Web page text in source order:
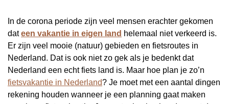
In de corona periode zijn veel mensen erachter gekomen
dateen vakantie in eigen land helemaal niet verkeerd is.
Er zijn veel mooie (natuur) gebieden en fietsroutes in
Nederland. Dat is ook niet zo gek als je bedenkt dat
Nederland een echt fiets land is. Maar hoe plan je zo’n
fietsvakantie in Nederland? Je moet met een aantal dingen
rekening houden wanneer je een planning gaat maken